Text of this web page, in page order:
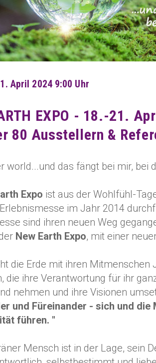
April 2024 9:00 Uhr
EXPO - 18.-21.
80 Ausstellern &
world...und das fängt bei mir, bei
Expo ist aus der Wohlfühl-
im Jahr 2014
sind ihren neuen Weg
New Earth Expo, mit einer
die Erde mit ihren Mitmenschen
die ihre Verantwortung für ihr
nehmen und ihre Visionen
und Füreinander - sich und die
führen. "
Mensch ist in der Lage, sein